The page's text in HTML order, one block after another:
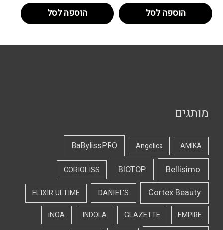
הוספה לסל הוספה לסל
מותגים
AMIKA
Angelica
BaBylissPRO
Bellisimo
BIOTOP
CORIOLISS
Cortex Beauty
DANIEL'S
ELIXIR ULTIME
EMPIRE
GLAZETTE
INDOLA
iNOA